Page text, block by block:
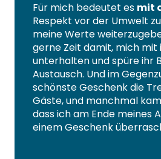
Für mich bedeutet es mit
Respekt vor der Umwelt
meine Werte
gerne Zeit damit, mich mit
unterhalten und spüre ihr
Austausch. Und im
schönste Geschenk die
Gäste, und manchmal
dass ich am Ende meines
einem Geschenk